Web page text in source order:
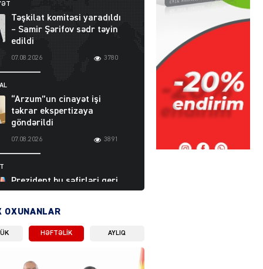
Təşkilat komitəsi yaradıldı
– Samir Şərifov sədr təyin
edildi
07.08.2026 3780
“Arzum”un cinayət işi
təkrar ekspertizaya
göndərildi
07.08.2026 3891
Prezident bu səfirləri geri
çağırdı – Abel
Moskvada güclü partlayış
OXUNANLAR
HƏFTƏLIK AYLIQ